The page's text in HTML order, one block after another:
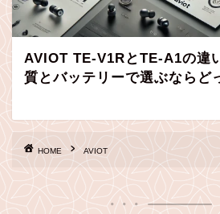
AVIOT TE-V1RとTE-A1の違
質とバッテリーで選ぶならど
HOME AVIOT